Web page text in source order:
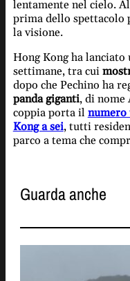
lentamente nel cielo.
prima dello spettacolo
la visione.
Hong Kong ha
settimane, tra cui
dopo che Pechino ha
panda giganti, di nome
coppia porta il numero
Kong a sei, tutti
parco a tema che
Guarda anche